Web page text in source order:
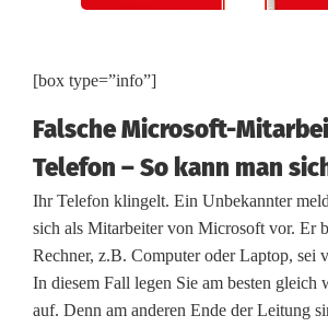
t
1
.
4
0
[box type=”info”]
Falsche Mi­cro­soft-
Telefon – So kann man
Ihr Telefon klingelt. Ein Unbekannter
sich als Mitarbeiter von Microsoft vor. Er
Rechner, z.B. Computer oder Laptop, sei
In diesem Fall legen Sie am besten gleich
auf. Denn am anderen Ende der Leitung